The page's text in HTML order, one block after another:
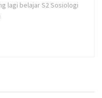
lagi belajar S2 Sosiologi